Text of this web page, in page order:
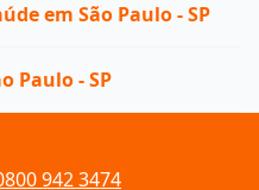
em São Paulo - SP
Paulo - SP
942 3474